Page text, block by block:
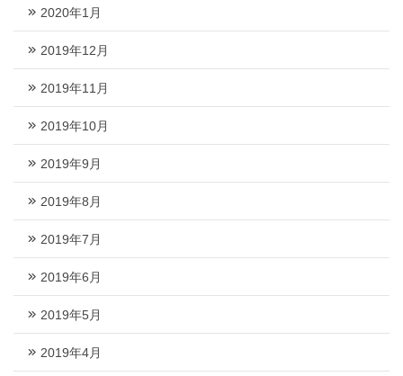
2020年1月
2019年12月
2019年11月
2019年10月
2019年9月
2019年8月
2019年7月
2019年6月
2019年5月
2019年4月